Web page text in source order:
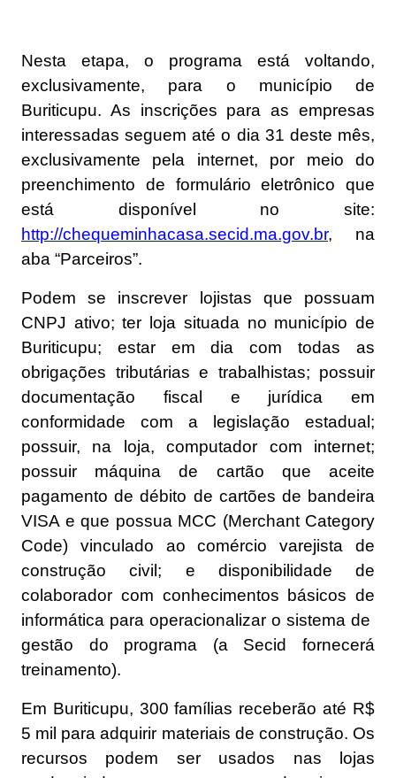
Nesta etapa, o programa está voltando,
exclusivamente, para o município de
Buriticupu. As inscrições para as empresas
interessadas seguem até o dia 31 deste mês,
exclusivamente pela internet, por meio do
preenchimento de formulário eletrônico que
está disponível no site:
http://chequeminhacasa.secid.ma.gov.br, na
aba “Parceiros”.
Podem se inscrever lojistas que possuam
CNPJ ativo; ter loja situada no município de
Buriticupu; estar em dia com todas as
obrigações tributárias e trabalhistas; possuir
documentação fiscal e jurídica em
conformidade com a legislação estadual;
possuir, na loja, computador com internet;
possuir máquina de cartão que aceite
pagamento de débito de cartões de bandeira
VISA e que possua MCC (Merchant Category
Code) vinculado ao comércio varejista de
construção civil; e disponibilidade de
colaborador com conhecimentos básicos de
informática para operacionalizar o sistema de
gestão do programa (a Secid fornecerá
treinamento).
Em Buriticupu, 300 famílias receberão até R$
5 mil para adquirir materiais de construção. Os
recursos podem ser usados nas lojas